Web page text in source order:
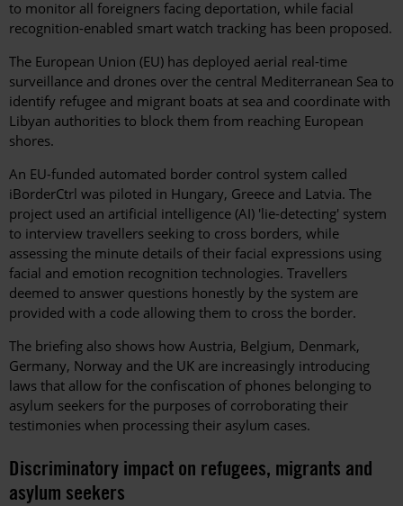
to monitor all foreigners facing deportation, while facial
recognition-enabled smart watch tracking has been proposed.
The European Union (EU) has deployed aerial real-time
surveillance and drones over the central Mediterranean Sea to
identify refugee and migrant boats at sea and coordinate with
Libyan authorities to block them from reaching European
shores.
An EU-funded automated border control system called
iBorderCtrl was piloted in Hungary, Greece and Latvia. The
project used an artificial intelligence (AI) 'lie-detecting' system
to interview travellers seeking to cross borders, while
assessing the minute details of their facial expressions using
facial and emotion recognition technologies. Travellers
deemed to answer questions honestly by the system are
provided with a code allowing them to cross the border.
The briefing also shows how Austria, Belgium, Denmark,
Germany, Norway and the UK are increasingly introducing
laws that allow for the confiscation of phones belonging to
asylum seekers for the purposes of corroborating their
testimonies when processing their asylum cases.
Discriminatory impact on refugees, migrants and
asylum seekers